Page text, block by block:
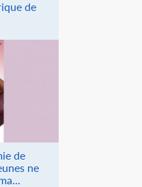
de
de
ne